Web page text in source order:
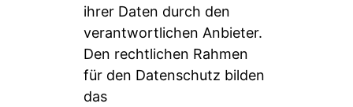
ihrer Daten durch den
verantwortlichen Anbieter.
Den rechtlichen Rahmen
für den Datenschutz bilden
das